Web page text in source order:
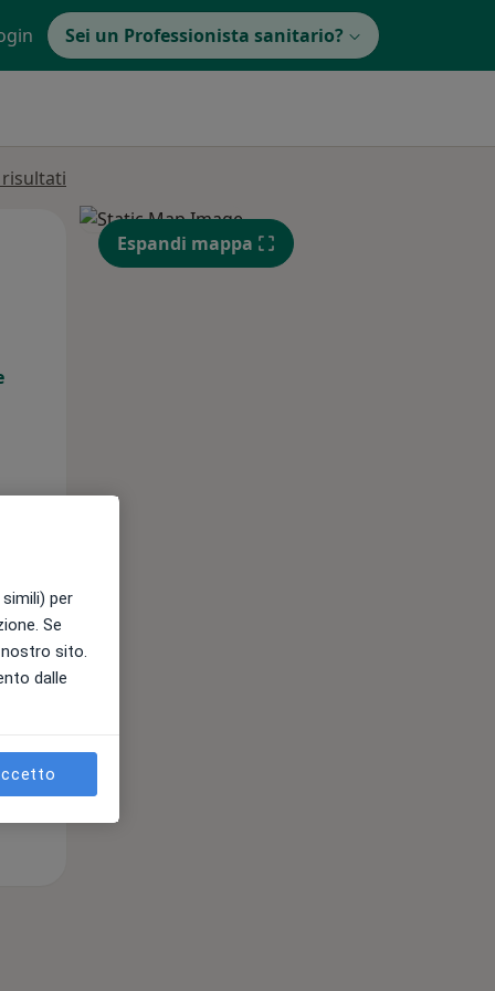
Sei un Professionista sanitario?
Gio, Ven,
14 Ago
12 Ago
Espandi mappa
per
Se
sito.
dalle